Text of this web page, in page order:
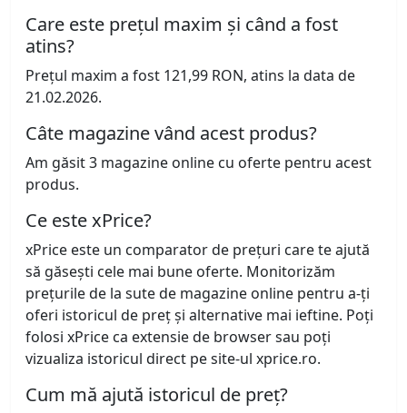
Care este prețul maxim și când a fost
atins?
Prețul maxim a fost 121,99 RON, atins la data de
21.02.2026.
Câte magazine vând acest produs?
Am găsit 3 magazine online cu oferte pentru acest
produs.
Ce este xPrice?
xPrice este un comparator de prețuri care te ajută
să găsești cele mai bune oferte. Monitorizăm
prețurile de la sute de magazine online pentru a-ți
oferi istoricul de preț și alternative mai ieftine. Poți
folosi xPrice ca extensie de browser sau poți
vizualiza istoricul direct pe site-ul xprice.ro.
Cum mă ajută istoricul de preț?